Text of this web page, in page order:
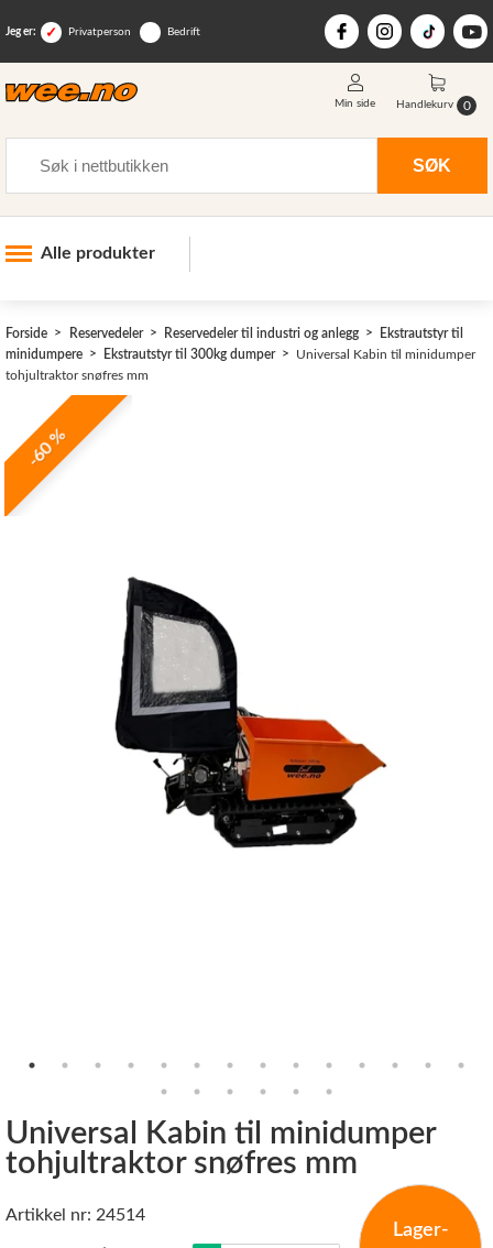
Jeg er: Privatperson Bedrift
SØK
Min side Handlekurv 0
Alle produkter
Skogsutstyr
Hjem, hage, fritid og sjø
Vinter og snøutstyr
Reservedeler
Lagertømming
Kundeservice
Forside Reservedeler Reservedeler til industri og anlegg
Ekstrautstyr til
minidumpere
Ekstrautstyr til 300kg dumper
Universal Kabin til minidumper
tohjultraktor snøfres mm
-60 %
Universal Kabin til minidumper
tohjultraktor snøfres mm
Lager-
Artikkel nr: 24514